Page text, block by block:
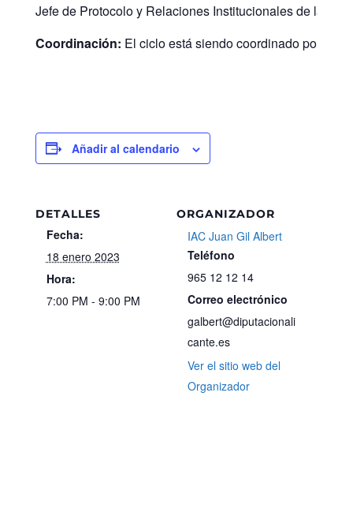
Jefe de Protocolo y Relaciones Institucionales de la
Coordinación: El ciclo está siendo coordinado por
Añadir al calendario
DETALLES
Fecha:
18 enero 2023
Hora:
7:00 PM - 9:00 PM
ORGANIZADOR
IAC Juan Gil Albert
Teléfono
965 12 12 14
Correo electrónico
galbert@diputacionali
cante.es
Ver el sitio web del
Organizador